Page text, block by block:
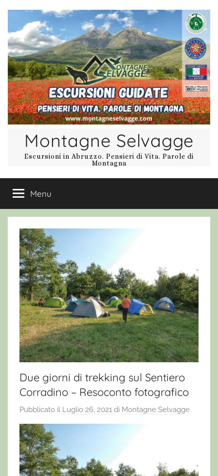
contenuto
Montagne Selvagge
Escursioni in Abruzzo. Pensieri di Vita. Parole di
Montagna
Menu
Due giorni di trekking sul Sentiero
Corradino – Resoconto fotografico
Pubblicato il Luglio 26, 2021 di Montagne Selvagge